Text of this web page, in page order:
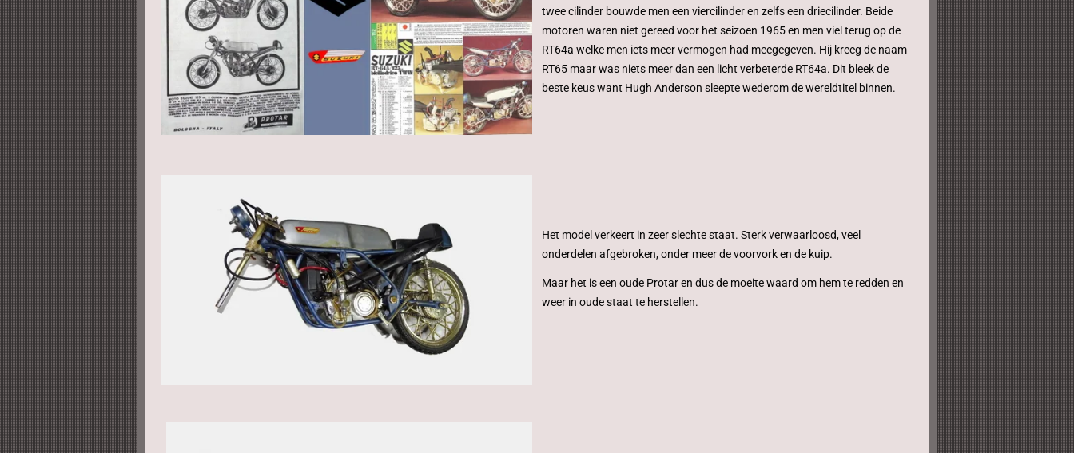
twee cilinder bouwde men een viercilinder en zelfs een driecilinder. Beide
motoren waren niet gereed voor het seizoen 1965 en men viel terug op de
RT64a welke men iets meer vermogen had meegegeven. Hij kreeg de naam
RT65 maar was niets meer dan een licht verbeterde RT64a. Dit bleek de
beste keus want Hugh Anderson sleepte wederom de wereldtitel binnen.
Het model verkeert in zeer slechte staat. Sterk verwaarloosd, veel
onderdelen afgebroken, onder meer de voorvork en de kuip.
Maar het is een oude Protar en dus de moeite waard om hem te redden en
weer in oude staat te herstellen.